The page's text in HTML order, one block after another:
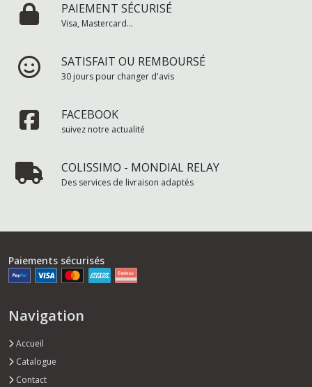
PAIEMENT SÉCURISÉ
Visa, Mastercard...
SATISFAIT OU REMBOURSÉ
30 jours pour changer d'avis
FACEBOOK
suivez notre actualité
COLISSIMO - MONDIAL RELAY
Des services de livraison adaptés
Paiements sécurisés
Navigation
Accueil
Catalogue
Contact